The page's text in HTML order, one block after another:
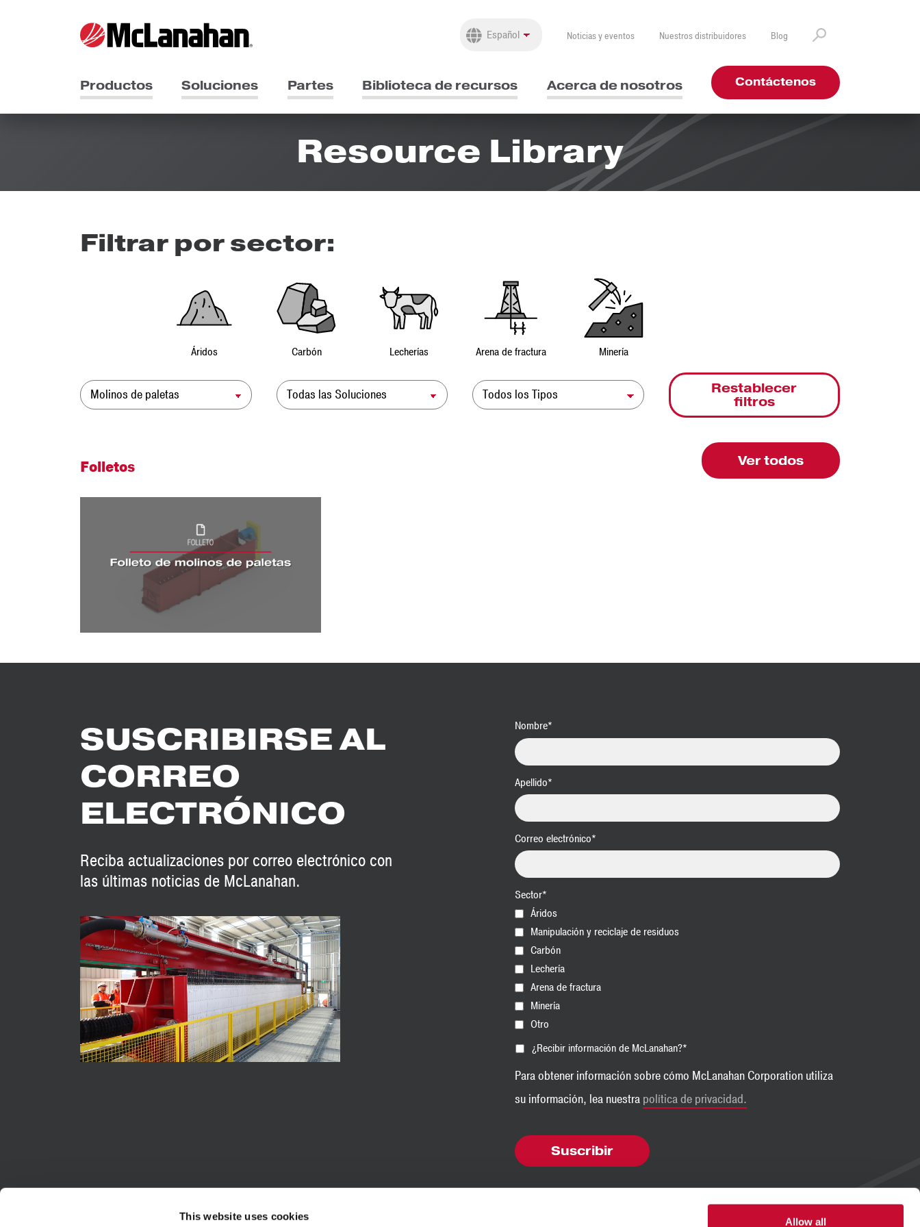
This website uses cookies Allow all
Noticias y eventos Nuestros distribuidores Blog
Productos Soluciones Partes Biblioteca de recursos Acerca de nosotros Contáctenos
Resource Library
Filtrar por sector:
Áridos Carbón Lecherías Arena de fractura Minería
Producto Solución Tipo de Recurso
Restablecer
filtros
Folletos Ver todos
SUSCRIBIRSE AL
CORREO
ELECTRÓNICO
Reciba actualizaciones por correo electrónico con
las últimas noticias de McLanahan.
Nombre*
Apellido*
Correo electrónico*
Sector*
Áridos
Manipulación y reciclaje de residuos
Carbón
Lechería
Arena de fractura
Minería
Otro
¿Recibir información de McLanahan?*
Para obtener información sobre cómo McLanahan Corporation utiliza
su información, lea nuestra política de privacidad.